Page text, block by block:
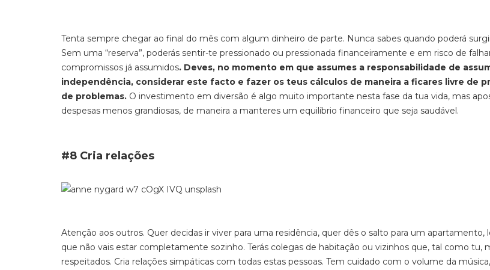
Tenta sempre chegar ao final do mês com algum dinheiro de parte. Nunca sabes quando poderá
Sem uma “reserva”, poderás sentir-te pressionado ou pressionada financeiramente e em risco de
compromissos já assumidos. Deves, no momento em que assumes a responsabilidade de
independência, considerar este facto e fazer os teus cálculos de maneira a ficares livre de
de problemas. O investimento em diversão é algo muito importante nesta fase da tua vida, mas
despesas menos grandiosas, de maneira a manteres um equilíbrio financeiro que seja saudável.
#8 Cria relações
Atenção aos outros. Quer decidas ir viver para uma residência, quer dês o salto para um apartamento,
que não vais estar completamente sozinho. Terás colegas de habitação ou vizinhos que, tal como tu,
respeitados. Cria relações simpáticas com todas estas pessoas. Tem cuidado com o volume da